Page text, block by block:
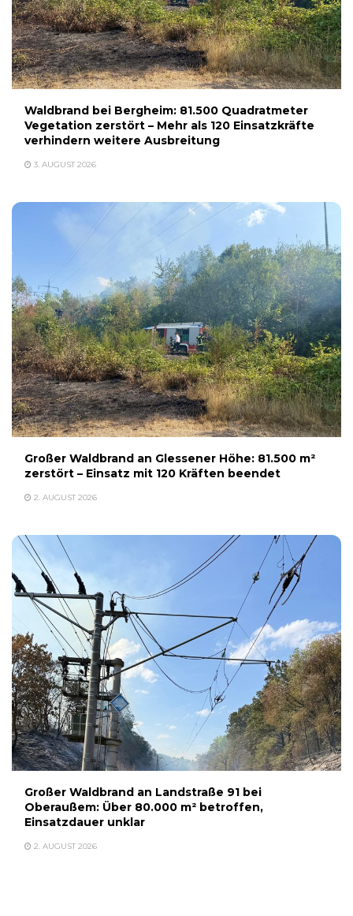
Waldbrand bei Bergheim: 81.500 Quadratmeter
Vegetation zerstört – Mehr als 120 Einsatzkräfte
verhindern weitere Ausbreitung
3. AUGUST 2026
Großer Waldbrand an Glessener Höhe: 81.500 m²
zerstört – Einsatz mit 120 Kräften beendet
2. AUGUST 2026
Großer Waldbrand an Landstraße 91 bei
Oberaußem: Über 80.000 m² betroffen,
Einsatzdauer unklar
2. AUGUST 2026